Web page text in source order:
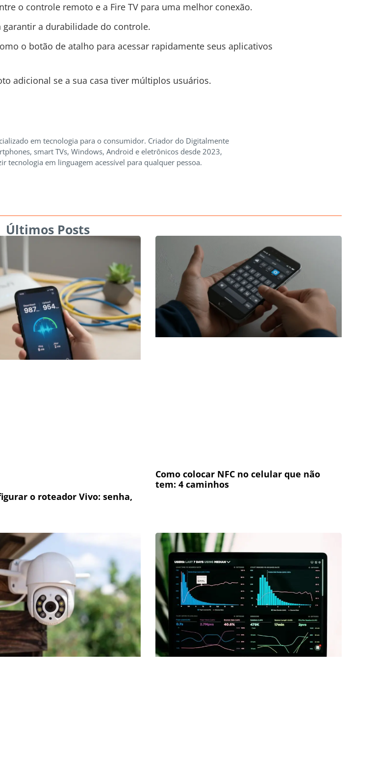
o controle remoto e a Fire TV para uma melhor conexão.
garantir a durabilidade do controle.
o botão de atalho para acessar rapidamente seus aplicativos
adicional se a sua casa tiver múltiplos usuários.
em tecnologia para o consumidor. Criador do Digitalmente
smart TVs, Windows, Android e eletrônicos desde 2023,
tecnologia em linguagem acessível para qualquer pessoa.
Últimos Posts
o roteador Vivo: senha,
Como colocar NFC no celular que não
tem: 4 caminhos